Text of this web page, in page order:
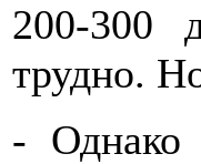
200-300
трудно.
- Однако